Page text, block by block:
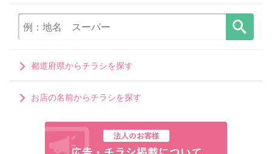
都道府県からチラシを探す
お店の名前からチラシを探す